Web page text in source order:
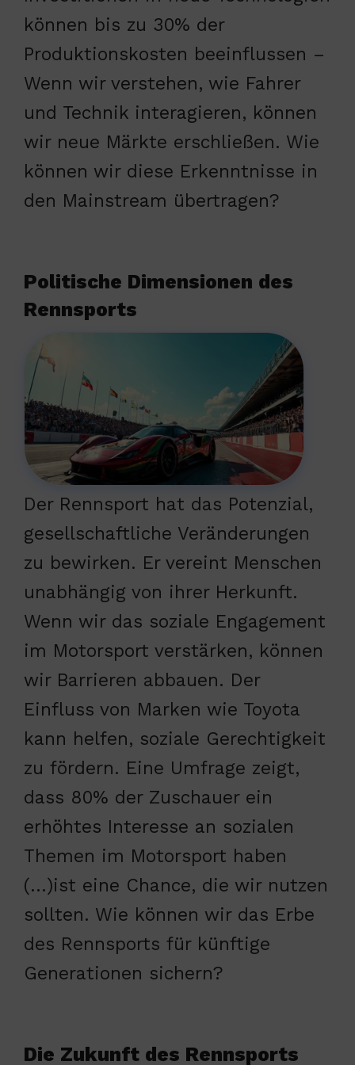
können bis zu 30% der
Produktionskosten beeinflussen –
Wenn wir verstehen, wie Fahrer
und Technik interagieren, können
wir neue Märkte erschließen. Wie
können wir diese Erkenntnisse in
den Mainstream übertragen?
Politische Dimensionen des
Rennsports
Der Rennsport hat das Potenzial,
gesellschaftliche Veränderungen
zu bewirken. Er vereint Menschen
unabhängig von ihrer Herkunft.
Wenn wir das soziale Engagement
im Motorsport verstärken, können
wir Barrieren abbauen. Der
Einfluss von Marken wie Toyota
kann helfen, soziale Gerechtigkeit
zu fördern. Eine Umfrage zeigt,
dass 80% der Zuschauer ein
erhöhtes Interesse an sozialen
Themen im Motorsport haben
(…)ist eine Chance, die wir nutzen
sollten. Wie können wir das Erbe
des Rennsports für künftige
Generationen sichern?
Die Zukunft des Rennsports